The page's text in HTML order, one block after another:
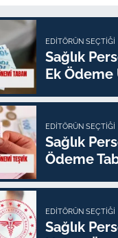
EDITÖRÜN SEÇTIĞI
Sağlık
Ek
EDITÖRÜN SEÇTIĞI
Sağlık
Ödeme
EDITÖRÜN SEÇTIĞI
Sağlık